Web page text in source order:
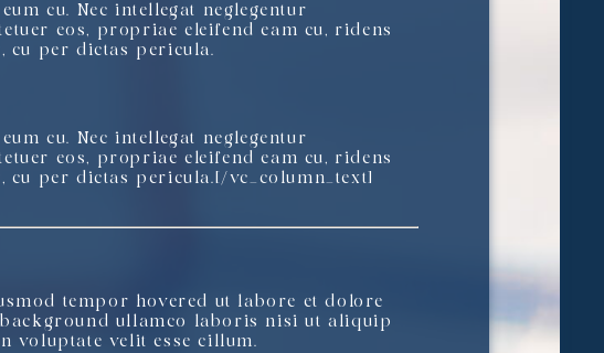
cu. Nec intellegat neglegentur
eos, propriae eleifend eam cu, ridens
per dictas pericula.
cu. Nec intellegat neglegentur
eos, propriae eleifend eam cu, ridens
per dictas pericula.[/vc_column_text]
tempor hovered ut labore et dolore
ullamco laboris nisi ut aliquip
voluptate velit esse cillum.